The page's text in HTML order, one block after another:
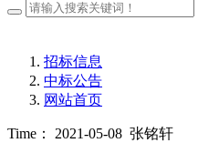
招标信息
中标公告
网站首页
Time： 2021-05-08 张铭轩